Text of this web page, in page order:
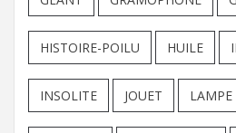
HISTOIRE-POILU HUILE
INSOLITE JOUET LAMPE